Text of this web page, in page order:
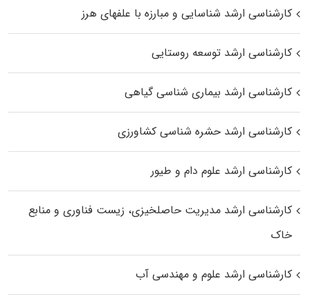
کارشناسی ارشد شناسایی و مبارزه با علفهای هرز
کارشناسی ارشد توسعه روستایی
کارشناسی ارشد بیماری‌ شناسی گیاهی
کارشناسی ارشد حشره‌ شناسی کشاورزی
کارشناسی ارشد علوم دام و طیور
کارشناسی ارشد مدیریت حاصلخیزی، زیست فناوری و منابع
خاک
کارشناسی ارشد علوم و مهندسی آب